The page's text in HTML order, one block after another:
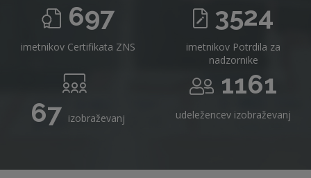
697
imetnikov Certifikata ZNS
3524
imetnikov Potrdila za
nadzornike
67 izobraževanj
1161
udeležencev izobraževanj